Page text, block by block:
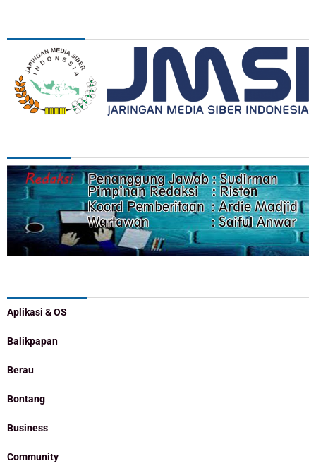
Aplikasi & OS
Balikpapan
Berau
Bontang
Business
Community